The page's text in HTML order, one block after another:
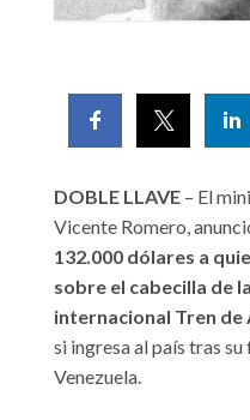
DOBLE LLAVE – El
Vicente Romero,
132.000 dólares a
sobre el cabecilla de
internacional Tren de
si ingresa al país tras
Venezuela.